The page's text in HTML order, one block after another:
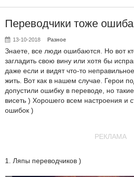
Переводчики тоже
13-10-2018 Разное
Знаете, все люди ошибаются. Но вот
загладить свою вину или хотя бы
даже если и видят что-то
жить. Вот как в нашем случае. Герои
допустили ошибку в переводе, но
висеть ) Хорошего всем настроения и
ошибок )
РЕКЛАМА
1. Ляпы переводчиков )